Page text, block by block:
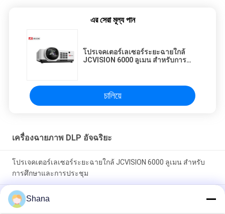
এর সেরা মূল্য পান
โปรเจคเตอร์เลเซอร์ระยะฉายใกล้
JCVISION 6000 ลูเมน สำหรับการ
চালিয়ে
เครื่องฉายภาพ DLP อัจฉริยะ
โปรเจคเตอร์เลเซอร์ระยะฉายใกล้ JCVISION 6000 ลูเมน สำหรับ
การศึกษาและการประชุม
เครื่องฉายภาพ DLP Ultra Short Throw ของ JCVision ความ
ละเอียด 1080p ข้อมูลจำเพาะ Adobe Acrobat Pro DC
Shana